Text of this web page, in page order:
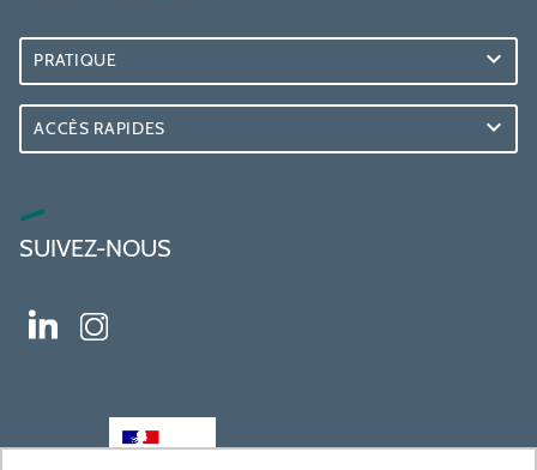
PRATIQUE
ACCÈS RAPIDES
SUIVEZ-NOUS